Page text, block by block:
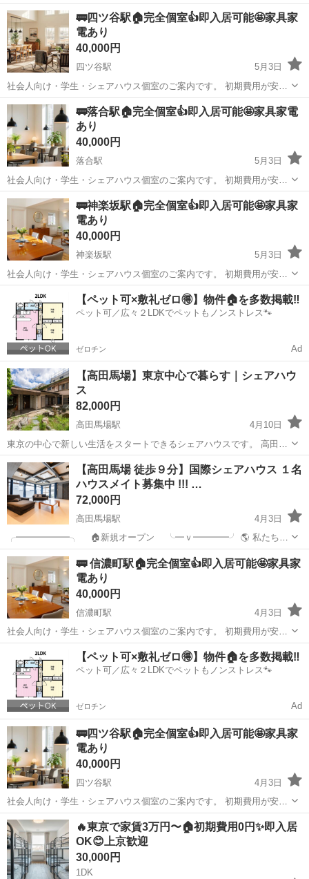
🚃四ツ谷駅🏠完全個室👍即入居可能🤩家具家
電あり
40,000円
四ツ谷駅
5月3日
社会人向け・学生・シェアハウス個室のご案内です。 初期費用が安
く・すぐ入居ができる 「いきなり内見は不安」 「条件が合うか分から
ない」 「写真だけじゃ判断できない」 そんな方のために、公式LINE
でのご...
東京 新宿区 四ツ谷駅 シェアハウス 初期
🚃落合駅🏠完全個室👍即入居可能🤩家具家電
あり
40,000円
落合駅
5月3日
社会人向け・学生・シェアハウス個室のご案内です。 初期費用が安
く・すぐ入居ができる 「いきなり内見は不安」 「条件が合うか分から
ない」 「写真だけじゃ判断できない」 そんな方のために、公式LINE
でのご...
東京 新宿区 落合駅 シェアハウス 初期
🚃神楽坂駅🏠完全個室👍即入居可能🤩家具家
電あり
40,000円
神楽坂駅
5月3日
社会人向け・学生・シェアハウス個室のご案内です。 初期費用が安
く・すぐ入居ができる 「いきなり内見は不安」 「条件が合うか分から
ない」 「写真だけじゃ判断できない」 そんな方のために、公式LINE
でのご...
神楽坂駅 シェアハウス
【ペット可×敷礼ゼロ🉐】物件🏠を多数掲載‼️
ペット可／広々２LDKでペットもノンストレス🐾
ゼロチン Ad
【高田馬場】東京中心で暮らす｜シェアハウ
ス
82,000円
高田馬場駅
4月10日
東京の中心で新しい生活をスタートできるシェアハウスです。 高田馬
場エリアは、学生や若い社会人が多く、 活気のある街でありながら、
日常生活もしやすい環境が整っています。 新宿までもすぐにアクセス
でき、 通勤・通...
東京 新宿区 高田馬場駅 シェアハウス
【高田馬場 徒歩９分】国際シェアハウス １名
ハウスメイト募集中 !!! …
72,000円
高田馬場駅
4月3日
╭━━━━━━╮ 🏠新規オープン ╰━ｖ━━━━╯ 🌎 私たちの
ミッション! カモンアップ国際シェアハウスはあなたの 【新し
い挑戦】と【成長】を生活を通して応援します！! ご質問は、 「公式
L...
東京 新宿区 高田馬場駅 シェアハウス 徒歩
🚃 信濃町駅🏠完全個室👍即入居可能🤩家具家
電あり
40,000円
信濃町駅
4月3日
社会人向け・学生・シェアハウス個室のご案内です。 初期費用が安
く・すぐ入居ができる 「いきなり内見は不安」 「条件が合うか分から
ない」 「写真だけじゃ判断できない」 そんな方のために、公式LINE
でのご...
信濃町駅 シェアハウス
【ペット可×敷礼ゼロ🉐】物件🏠を多数掲載‼️
ペット可／広々２LDKでペットもノンストレス🐾
ゼロチン Ad
🚃四ツ谷駅🏠完全個室👍即入居可能🤩家具家
電あり
40,000円
四ツ谷駅
4月3日
社会人向け・学生・シェアハウス個室のご案内です。 初期費用が安
く・すぐ入居ができる 「いきなり内見は不安」 「条件が合うか分から
ない」 「写真だけじゃ判断できない」 そんな方のために、公式LINE
でのご...
東京 新宿区 四ツ谷駅 シェアハウス
🔥東京で家賃3万円〜🏠初期費用0円✨即入居
OK😊上京歓迎
30,000円
1DK